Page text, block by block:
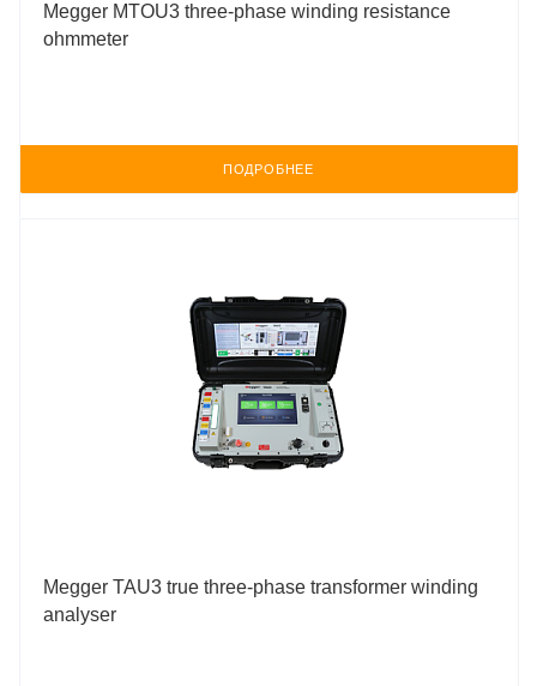
Megger MTOU3 three-phase winding resistance
ohmmeter
ПОДРОБНЕЕ
Megger TAU3 true three-phase transformer winding
analyser